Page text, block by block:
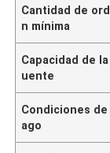
Cantidad de
n mínima
Capacidad de
uente
Condiciones de
ago